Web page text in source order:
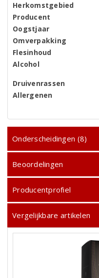
Herkomstgebied
Producent
Oogstjaar
Omverpakking
Flesinhoud
Alcohol
Druivenrassen
Allergenen
Onderscheidingen (8)
Beoordelingen
Producentprofiel
Vergelijkbare artikelen